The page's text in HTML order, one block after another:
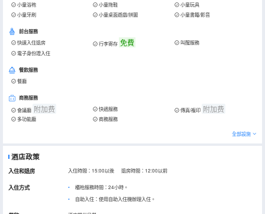
小童浴袍 小童拖鞋
小童玩具
小童牙刷
小童桌面遊戲/拼圖 小童書籍/影音
前台服務
快速入住退房 行李寄存 免費
叫醒服務
電子身份證入住
餐飲服務
餐廳
商務服務
會議廳 附加费 快遞服務 傳真/複印 附加费
多功能廳 商務服務
全部設施
酒店政策
入住和退房 入住時間：15:00以後 退房時間：12:00以前
入住方式
櫃枱服務時間：24小時。
自助入住：使用自助入住機辦理入住。